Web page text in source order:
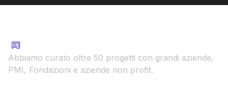
Abbiamo curato oltre 50 progetti con grandi aziende,
PMI, Fondazioni e aziende non profit.